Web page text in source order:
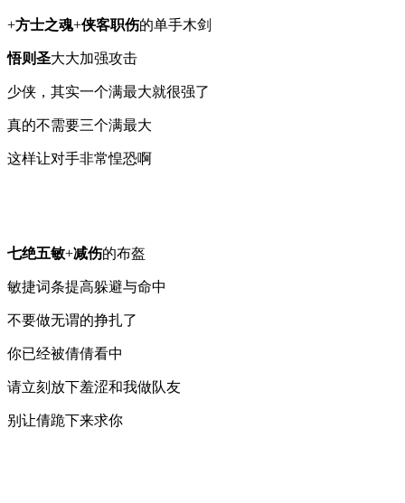
+方士之魂+侠客职伤的单手木剑
悟则圣大大加强攻击
少侠，其实一个满最大就很强了
真的不需要三个满最大
这样让对手非常惶恐啊
七绝五敏+减伤的布盔
敏捷词条提高躲避与命中
不要做无谓的挣扎了
你已经被倩倩看中
请立刻放下羞涩和我做队友
别让倩跪下来求你